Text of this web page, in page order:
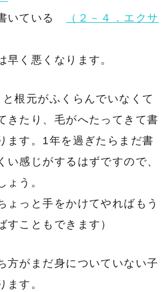
いている
（２－４．エクサ
早く悪くなります。
根元がふくらんでいなくて
きたり、毛がへたってきて書
ます。1年を過ぎたらまだ書
い感じがするはずですので、
ょう。
ょっと手をかけてやればもう
すこともできます）
方がまだ身についていない子
ます。